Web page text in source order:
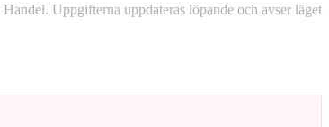
Uppgifterna uppdateras löpande och avser läget